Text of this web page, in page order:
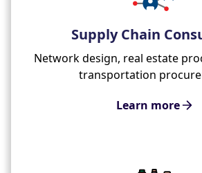
Supply Chain
Network design, real estate
transportation
Learn more